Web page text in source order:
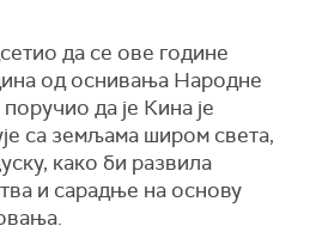
да се ове године
од оснивања Народне
да је Кина је
са земљама широм света,
како би развила
и сарадње на основу